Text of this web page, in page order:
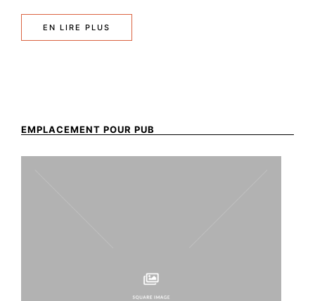
EN LIRE PLUS
EMPLACEMENT POUR PUB